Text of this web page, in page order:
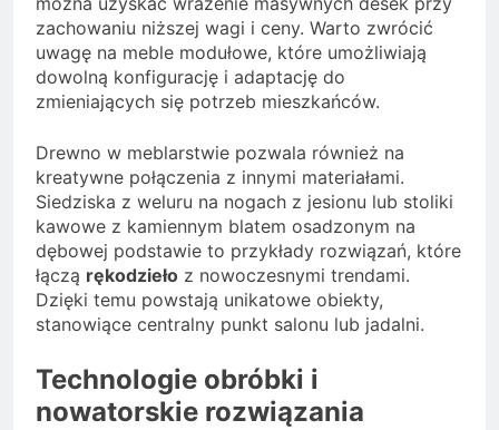
zachowaniu niższej wagi i ceny. Warto zwrócić
uwagę na meble modułowe, które umożliwiają
dowolną konfigurację i adaptację do
zmieniających się potrzeb mieszkańców.
Drewno w meblarstwie pozwala również na
kreatywne połączenia z innymi materiałami.
Siedziska z weluru na nogach z jesionu lub stoliki
kawowe z kamiennym blatem osadzonym na
dębowej podstawie to przykłady rozwiązań, które
łączą rękodzieło z nowoczesnymi trendami.
Dzięki temu powstają unikatowe obiekty,
stanowiące centralny punkt salonu lub jadalni.
Technologie obróbki i
nowatorskie rozwiązania